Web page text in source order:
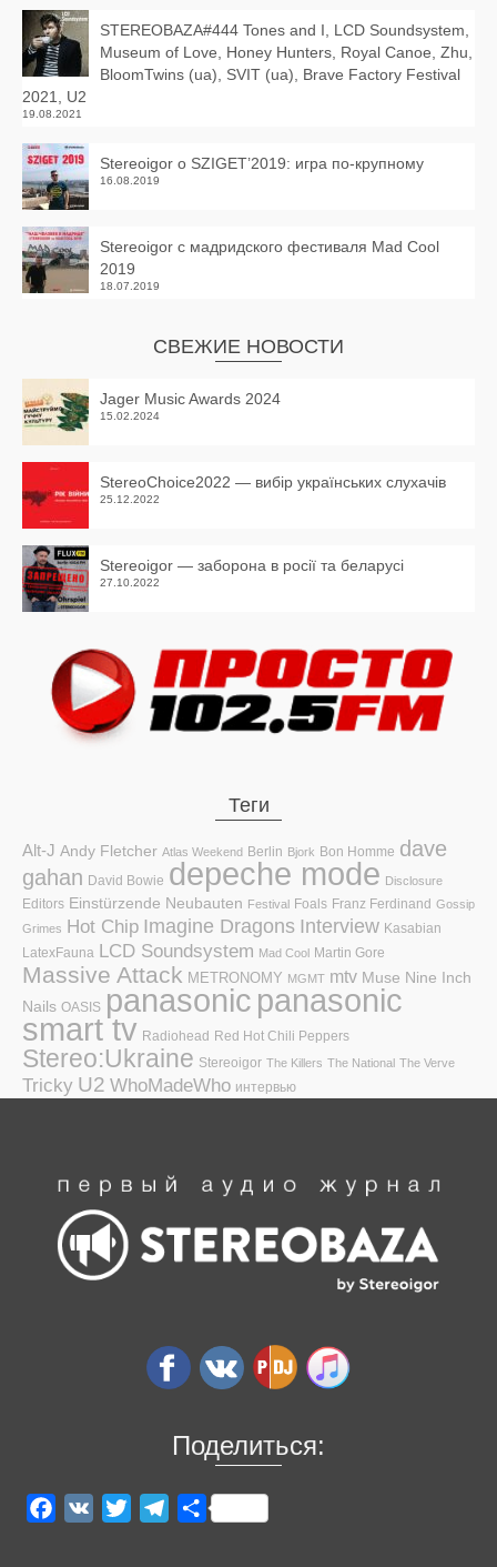
STEREOBAZA#444 Tones and I, LCD Soundsystem,
Museum of Love, Honey Hunters, Royal Canoe, Zhu,
BloomTwins (ua), SVIT (ua), Brave Factory Festival
2021, U2
19.08.2021
Stereoigor о SZIGET’2019: игра по-крупному
16.08.2019
Stereoigor с мадридского фестиваля Mad Cool
2019
18.07.2019
СВЕЖИЕ НОВОСТИ
Jager Music Awards 2024
15.02.2024
StereoChoice2022 — вибір українських слухачів
25.12.2022
Stereoigor — заборона в росії та беларусі
27.10.2022
Теги
Alt-J Andy Fletcher Atlas Weekend Berlin Bjork Bon Homme dave
gahan David Bowie depeche mode Disclosure
Editors Einstürzende Neubauten Festival Foals Franz Ferdinand Gossip
Grimes Hot Chip Imagine Dragons Interview Kasabian
LatexFauna LCD Soundsystem Mad Cool Martin Gore
Massive Attack METRONOMY MGMT mtv Muse Nine Inch
Nails OASIS panasonic panasonic
smart tv Radiohead Red Hot Chili Peppers
Stereo:Ukraine Stereoigor The Killers The National The Verve
Tricky U2 WhoMadeWho интервью
Поделиться:
Facebook
VK Twitter TelegramОтправить